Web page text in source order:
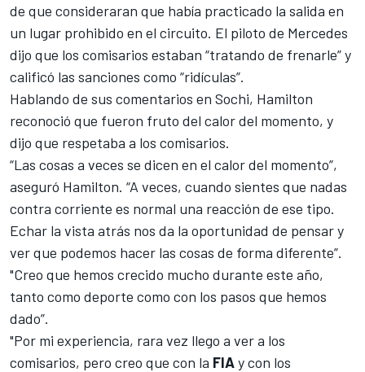
de que consideraran que había practicado la salida en
un lugar prohibido en el circuito. El piloto de Mercedes
dijo que los comisarios estaban “tratando de frenarle” y
calificó las sanciones como “ridículas”.
Hablando de sus comentarios en Sochi, Hamilton
reconoció que fueron fruto del calor del momento, y
dijo que respetaba a los comisarios.
“Las cosas a veces se dicen en el calor del momento”,
aseguró Hamilton. “A veces, cuando sientes que nadas
contra corriente es normal una reacción de ese tipo.
Echar la vista atrás nos da la oportunidad de pensar y
ver que podemos hacer las cosas de forma diferente”.
"Creo que hemos crecido mucho durante este año,
tanto como deporte como con los pasos que hemos
dado”.
"Por mi experiencia, rara vez llego a ver a los
comisarios, pero creo que con la FIAy con los